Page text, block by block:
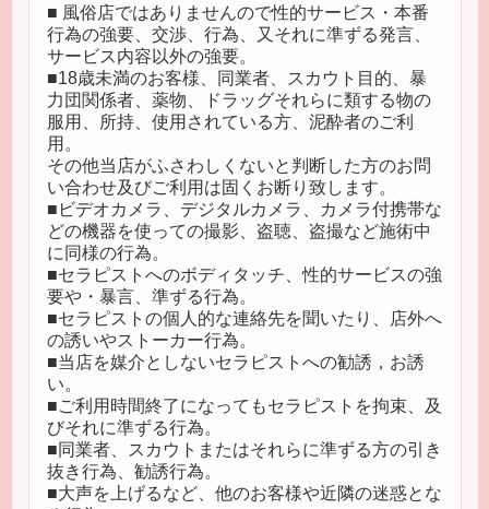
■ 風俗店ではありませんので性的サービス・本番
行為の強要、交渉、行為、又それに準ずる発言、
サービス内容以外の強要。
■18歳未満のお客様、同業者、スカウト目的、暴
力団関係者、薬物、ドラッグそれらに類する物の
服用、所持、使用されている方、泥酔者のご利
用。
その他当店がふさわしくないと判断した方のお問
い合わせ及びご利用は固くお断り致します。
■ビデオカメラ、デジタルカメラ、カメラ付携帯な
どの機器を使っての撮影、盗聴、盗撮など施術中
に同様の行為。
■セラピストへのボディタッチ、性的サービスの強
要や・暴言、準ずる行為。
■セラピストの個人的な連絡先を聞いたり、店外へ
の誘いやストーカー行為。
■当店を媒介としないセラピストへの勧誘，お誘
い。
■ご利用時間終了になってもセラピストを拘束、及
びそれに準ずる行為。
■同業者、スカウトまたはそれらに準ずる方の引き
抜き行為、勧誘行為。
■大声を上げるなど、他のお客様や近隣の迷惑とな